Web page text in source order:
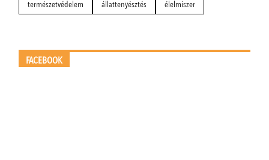
természetvédelem
állattenyésztés élelmiszer
FACEBOOK